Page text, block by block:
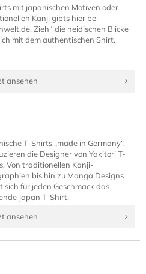
mit japanischen Motiven oder
Kanji gibts hier bei
Zieh´ die neidischen Blicke
mit dem authentischen Shirt.
ansehen
T-Shirts „made in Germany“,
die Designer von Yakitori T-
Von traditionellen Kanji-
bis hin zu Manga Designs
sich für jeden Geschmack das
Japan T-Shirt.
ansehen